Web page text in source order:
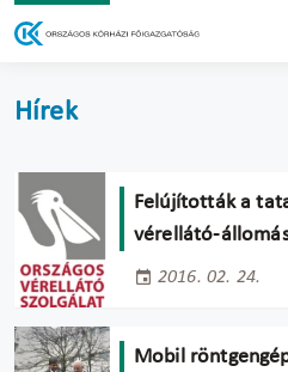
Hírek
Felújították a
vérellátó-
2016. 02. 24.
Mobil